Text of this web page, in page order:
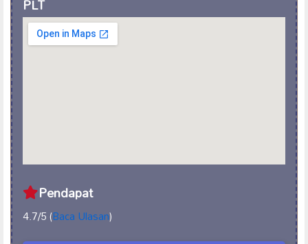
Pendapat
4.7/5 (Baca Ulasan)